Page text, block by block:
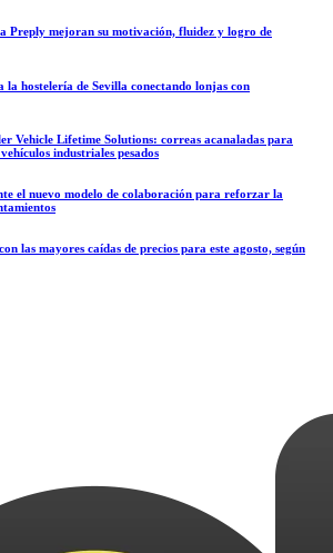
Preply mejoran su motivación, fluidez y logro de
la hostelería de Sevilla conectando lonjas con
Vehicle Lifetime Solutions: correas acanaladas para
industriales pesados
el nuevo modelo de colaboración para reforzar la
las mayores caídas de precios para este agosto, según